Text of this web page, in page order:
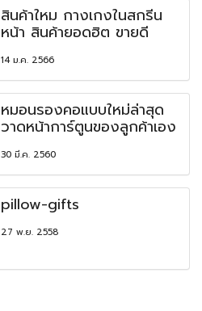
สินค้าใหม กางเกงในสกรีน
หน้า สินค้ายอดฮิต ขายดี
14 ม.ค. 2566
หมอนรองคอแบบใหม่ล่าสุด
วาดหน้าการ์ตูนของลูกค้าเอง
30 มี.ค. 2560
pillow-gifts
27 พ.ย. 2558